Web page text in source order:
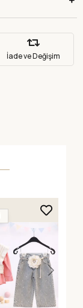
İade ve Değişim